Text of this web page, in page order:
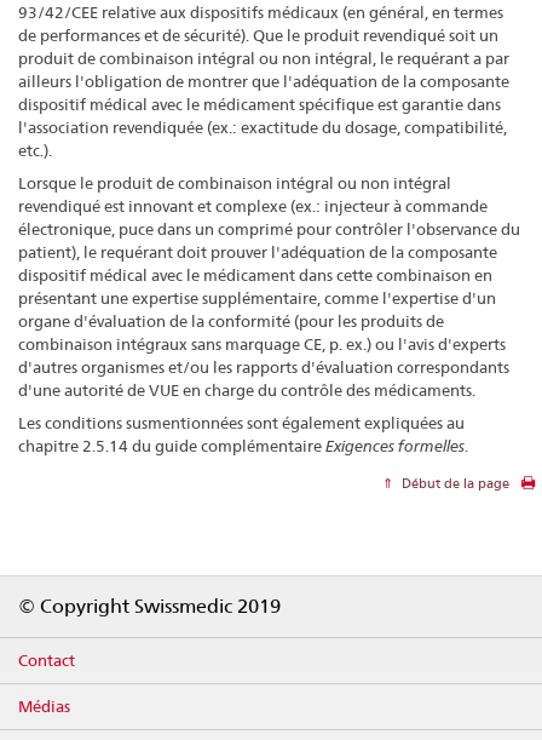
93/42/CEE relative aux dispositifs médicaux (en général, en termes
de performances et de sécurité). Que le produit revendiqué soit un
produit de combinaison intégral ou non intégral, le requérant a par
ailleurs l'obligation de montrer que l'adéquation de la composante
dispositif médical avec le médicament spécifique est garantie dans
l'association revendiquée (ex.: exactitude du dosage, compatibilité,
etc.).
Lorsque le produit de combinaison intégral ou non intégral
revendiqué est innovant et complexe (ex.: injecteur à commande
électronique, puce dans un comprimé pour contrôler l'observance du
patient), le requérant doit prouver l'adéquation de la composante
dispositif médical avec le médicament dans cette combinaison en
présentant une expertise supplémentaire, comme l'expertise d'un
organe d'évaluation de la conformité (pour les produits de
combinaison intégraux sans marquage CE, p. ex.) ou l'avis d'experts
d'autres organismes et/ou les rapports d'évaluation correspondants
d'une autorité de VUE en charge du contrôle des médicaments.
Les conditions susmentionnées sont également expliquées au
chapitre 2.5.14 du guide complémentaireExigences formelles
Début de la page
© Copyright Swissmedic 2019
Contact
Médias